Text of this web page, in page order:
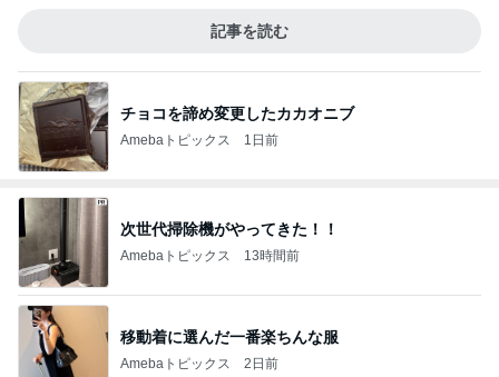
記事を読む
チョコを諦め変更したカカオニブ
Amebaトピックス 1日前
次世代掃除機がやってきた！！
Amebaトピックス 13時間前
移動着に選んだ一番楽ちんな服
Amebaトピックス 2日前